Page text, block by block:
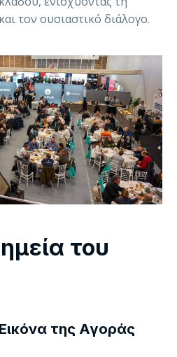
τον ουσιαστικό διάλογο.
του
της Αγοράς